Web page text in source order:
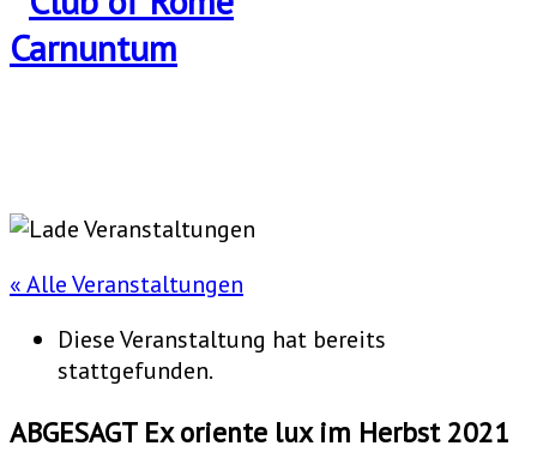
« Alle Veranstaltungen
Diese Veranstaltung hat bereits
stattgefunden.
ABGESAGT Ex oriente lux im Herbst 2021